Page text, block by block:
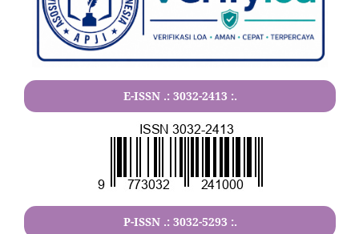
E-ISSN .: 3032-2413 :.
P-ISSN .: 3032-5293 :.